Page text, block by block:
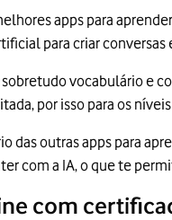
apps para
para criar
sobretudo vocabulário e
por isso para os
das outras apps para
com a IA, o que te
com